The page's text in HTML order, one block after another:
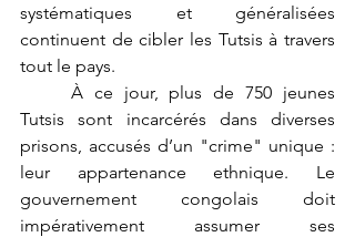
systématiques et généralisées
continuent de cibler les Tutsis à travers
tout le pays.
Tutsis sont incarcérés dans diverses
prisons, accusés d’un "crime" unique :
leur appartenance ethnique. Le
gouvernement congolais doit
impérativement assumer ses